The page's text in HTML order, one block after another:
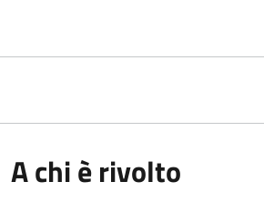
A chi è rivolto